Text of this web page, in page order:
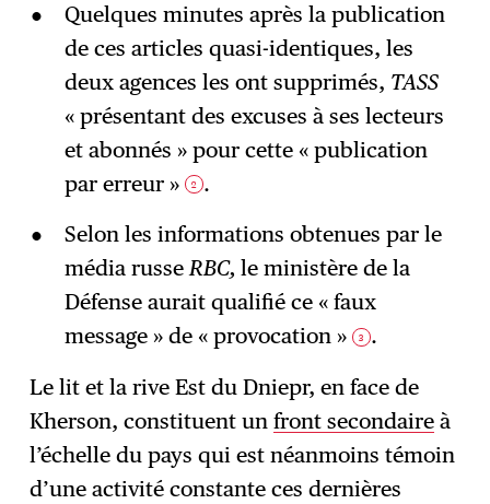
Quelques minutes après la publication
de ces articles quasi-identiques, les
deux agences les ont supprimés, TASS
« présentant des excuses à ses lecteurs
et abonnés » pour cette « publication
par erreur »
2 .
Selon les informations obtenues par le
média russeRBC, le ministère de la
Défense aurait qualifié ce « faux
message » de « provocation »
3 .
Le lit et la rive Est du Dniepr, en face de
Kherson, constituent unfront secondaire à
l’échelle du pays qui est néanmoins témoin
d’une activité constante ces dernières